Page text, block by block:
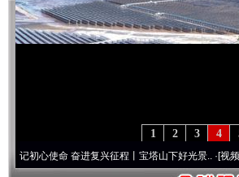
4
3
2
1
命 奋进复兴征程丨宝塔山下好光景..·[视频]因党而生